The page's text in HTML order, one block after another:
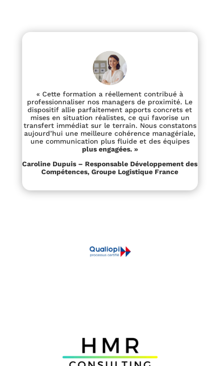
« Cette formation a réellement contribué à
professionnaliser nos managers de proximité. Le
dispositif allie parfaitement apports concrets et
mises en situation réalistes, ce qui favorise un
transfert immédiat sur le terrain. Nous constatons
aujourd’hui une meilleure cohérence managériale,
une communication plus fluide et des équipes
plus engagées. »
Caroline Dupuis – Responsable Développement des
Compétences, Groupe Logistique France